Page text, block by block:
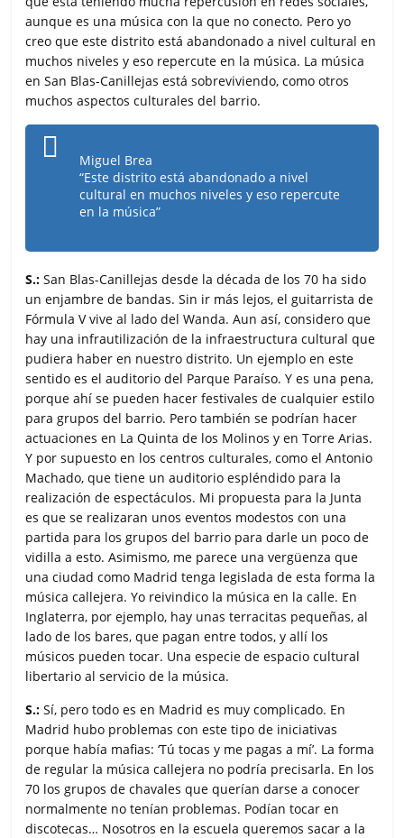
aunque es una música con la que no conecto. Pero yo
creo que este distrito está abandonado a nivel cultural en
muchos niveles y eso repercute en la música. La música
en San Blas-Canillejas está sobreviviendo, como otros
muchos aspectos culturales del barrio.
Miguel Brea
“Este distrito está abandonado a nivel
cultural en muchos niveles y eso repercute
en la música”
S.: San Blas-Canillejas desde la década de los 70 ha sido
un enjambre de bandas. Sin ir más lejos, el guitarrista de
Fórmula V vive al lado del Wanda. Aun así, considero que
hay una infrautilización de la infraestructura cultural que
pudiera haber en nuestro distrito. Un ejemplo en este
sentido es el auditorio del Parque Paraíso. Y es una pena,
porque ahí se pueden hacer festivales de cualquier estilo
para grupos del barrio. Pero también se podrían hacer
actuaciones en La Quinta de los Molinos y en Torre Arias.
Y por supuesto en los centros culturales, como el Antonio
Machado, que tiene un auditorio espléndido para la
realización de espectáculos. Mi propuesta para la Junta
es que se realizaran unos eventos modestos con una
partida para los grupos del barrio para darle un poco de
vidilla a esto. Asimismo, me parece una vergüenza que
una ciudad como Madrid tenga legislada de esta forma la
música callejera. Yo reivindico la música en la calle. En
Inglaterra, por ejemplo, hay unas terracitas pequeñas, al
lado de los bares, que pagan entre todos, y allí los
músicos pueden tocar. Una especie de espacio cultural
libertario al servicio de la música.
S.: Sí, pero todo es en Madrid es muy complicado. En
Madrid hubo problemas con este tipo de iniciativas
porque había mafias: ‘Tú tocas y me pagas a mí’. La forma
de regular la música callejera no podría precisarla. En los
70 los grupos de chavales que querían darse a conocer
normalmente no tenían problemas. Podían tocar en
discotecas… Nosotros en la escuela queremos sacar a la